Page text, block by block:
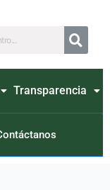
Transparencia